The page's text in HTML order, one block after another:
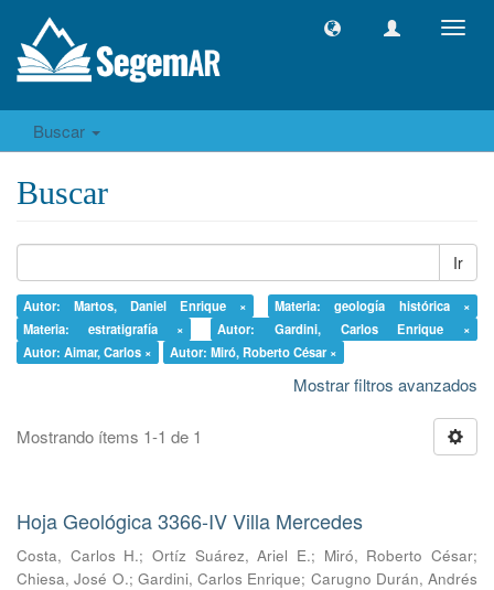
Buscar
Buscar
Ir
Autor: Martos, Daniel Enrique ×
Materia: geología histórica ×
Materia: estratigrafía ×
Autor: Gardini, Carlos Enrique ×
Autor: Aimar, Carlos ×
Autor: Miró, Roberto César ×
Mostrar filtros avanzados
Mostrando ítems 1-1 de 1
Hoja Geológica 3366-IV Villa Mercedes
Costa, Carlos H.;Ortíz Suárez, Ariel E.; Miró, Roberto César;
Chiesa, José O.; Gardini, Carlos Enrique; Carugno Durán, Andrés